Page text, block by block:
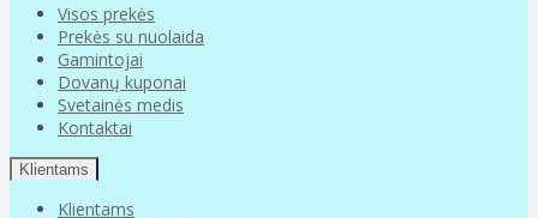
Visos prekės
Prekės su nuolaida
Gamintojai
Dovanų kuponai
Svetainės medis
Kontaktai
Klientams
Klientams